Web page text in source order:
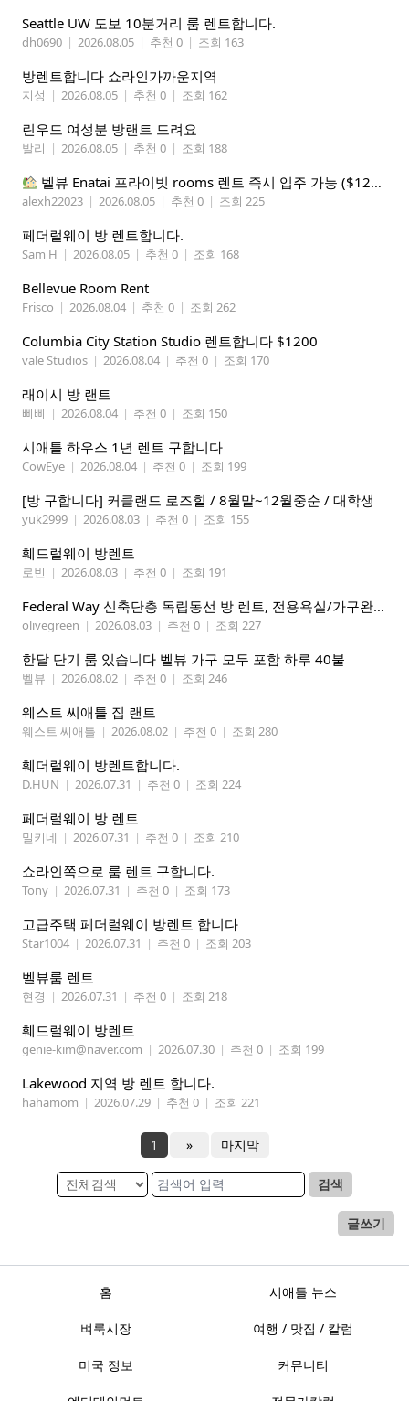
Seattle UW 도보 10분거리 룸 렌트합니다.
dh0690 | 2026.08.05 | 추천 0 | 조회 163
방렌트합니다 쇼라인가까운지역
지성 | 2026.08.05 | 추천 0 | 조회 162
린우드 여성분 방랜트 드려요
발리 | 2026.08.05 | 추천 0 | 조회 188
벨뷰 Enatai 프라이빗 rooms 렌트 즉시 입주 가능 ($1200 monthly)
alexh22023 | 2026.08.05 | 추천 0 | 조회 225
페더럴웨이 방 렌트합니다.
Sam H | 2026.08.05 | 추천 0 | 조회 168
Bellevue Room Rent
Frisco | 2026.08.04 | 추천 0 | 조회 262
Columbia City Station Studio 렌트합니다 $1200
vale Studios | 2026.08.04 | 추천 0 | 조회 170
래이시 방 랜트
삐삐 | 2026.08.04 | 추천 0 | 조회 150
시애틀 하우스 1년 렌트 구합니다
CowEye | 2026.08.04 | 추천 0 | 조회 199
[방 구합니다] 커클랜드 로즈힐 / 8월말~12월중순 / 대학생
yuk2999 | 2026.08.03 | 추천 0 | 조회 155
훼드럴웨이 방렌트
로빈 | 2026.08.03 | 추천 0 | 조회 191
Federal Way 신축단층 독립동선 방 렌트, 전용욕실/가구완비 (여자분)
olivegreen | 2026.08.03 | 추천 0 | 조회 227
한달 단기 룸 있습니다 벨뷰 가구 모두 포함 하루 40불
벨뷰 | 2026.08.02 | 추천 0 | 조회 246
웨스트 씨애틀 집 랜트
웨스트 씨애틀 | 2026.08.02 | 추천 0 | 조회 280
훼더럴웨이 방렌트합니다.
D.HUN | 2026.07.31 | 추천 0 | 조회 224
페더럴웨이 방 렌트
밀키네 | 2026.07.31 | 추천 0 | 조회 210
쇼라인쪽으로 룸 렌트 구합니다.
Tony | 2026.07.31 | 추천 0 | 조회 173
고급주택 페더럴웨이 방렌트 합니다
Star1004 | 2026.07.31 | 추천 0 | 조회 203
벨뷰룸 렌트
현경 | 2026.07.31 | 추천 0 | 조회 218
훼드럴웨이 방렌트
genie-kim@naver.com | 2026.07.30 | 추천 0 | 조회 199
Lakewood 지역 방 렌트 합니다.
hahamom | 2026.07.29 | 추천 0 | 조회 221
1 » 마지막
검색
글쓰기
홈 시애틀 뉴스
벼룩시장 여행 / 맛집 / 칼럼
미국 정보 커뮤니티